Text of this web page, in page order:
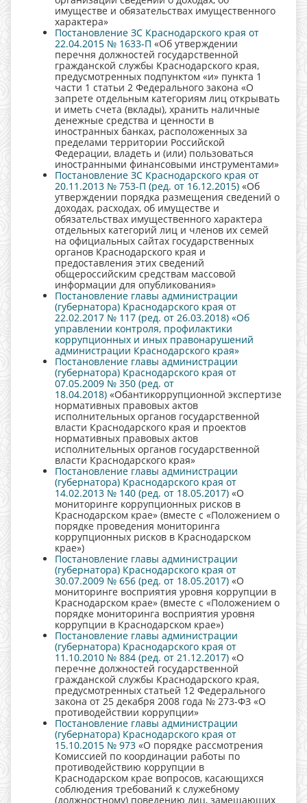
имуществе и обязательствах имущественного
характера»
Постановление ЗС Краснодарского края от
22.04.2015 № 1633-П «Об утверждении
перечня должностей государственной
гражданской службы Краснодарского края,
предусмотренных подпунктом «и» пункта 1
части 1 статьи 2 Федерального закона «О
запрете отдельным категориям лиц открывать
и иметь счета (вклады), хранить наличные
денежные средства и ценности в
иностранных банках, расположенных за
пределами территории Российской
Федерации, владеть и (или) пользоваться
иностранными финансовыми инструментами»
Постановление ЗС Краснодарского края от
20.11.2013 № 753-П (ред. от 16.12.2015) «Об
утверждении порядка размещения сведений о
доходах, расходах, об имуществе и
обязательствах имущественного характера
отдельных категорий лиц и членов их семей
на официальных сайтах государственных
органов Краснодарского края и
предоставления этих сведений
общероссийским средствам массовой
информации для опубликования»
Постановление главы администрации
(губернатора) Краснодарского края от
22.02.2017 № 117 (ред. от 26.03.2018) «Об
управлении контроля, профилактики
коррупционных и иных правонарушений
администрации Краснодарского края»
Постановление главы администрации
(губернатора) Краснодарского края от
07.05.2009 № 350 (ред. от
18.04.2018) «Обантикоррупционной экспертизе
нормативных правовых актов
исполнительных органов государственной
власти Краснодарского края и проектов
нормативных правовых актов
исполнительных органов государственной
власти Краснодарского края»
Постановление главы администрации
(губернатора) Краснодарского края от
14.02.2013 № 140 (ред. от 18.05.2017) «О
мониторинге коррупционных рисков в
Краснодарском крае» (вместе с «Положением о
порядке проведения мониторинга
коррупционных рисков в Краснодарском
крае»)
Постановление главы администрации
(губернатора) Краснодарского края от
30.07.2009 № 656 (ред. от 18.05.2017) «О
мониторинге восприятия уровня коррупции в
Краснодарском крае» (вместе с «Положением о
порядке мониторинга восприятия уровня
коррупции в Краснодарском крае»)
Постановление главы администрации
(губернатора) Краснодарского края от
11.10.2010 № 884 (ред. от 21.12.2017) «О
перечне должностей государственной
гражданской службы Краснодарского края,
предусмотренных статьей 12 Федерального
закона от 25 декабря 2008 года № 273-ФЗ «О
противодействии коррупции»
Постановление главы администрации
(губернатора) Краснодарского края от
15.10.2015 № 973 «О порядке рассмотрения
Комиссией по координации работы по
противодействию коррупции в
Краснодарском крае вопросов, касающихся
соблюдения требований к служебному
(должностному) поведению лиц, замещающих